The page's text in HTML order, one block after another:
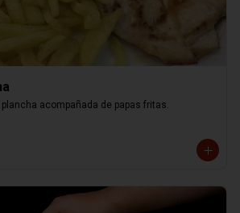
acompañada de papas fritas.